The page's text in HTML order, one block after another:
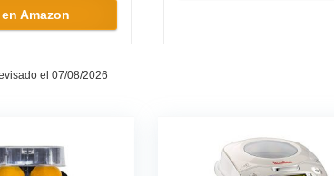
en Amazon
el 07/08/2026